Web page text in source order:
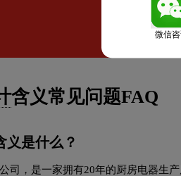
含义常见问题FAQ
义是什么？
司，是一家拥有20年的厨房电器生
微信